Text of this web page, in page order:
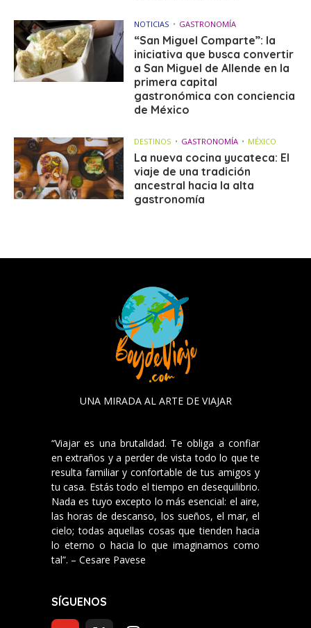
NOTICIAS GASTRONOMÍA
“San Miguel Comparte”: la
iniciativa que busca convertir
a San Miguel de Allende en la
primera capital
gastronómica con conciencia
de México
DESTINOS GASTRONOMÍA MÉXICO
La nueva cocina yucateca: El
viaje de una tradición
ancestral hacia la alta
gastronomía
UNA MIRADA AL ARTE DE VIAJAR
“Viajar es una brutalidad. Te obliga a confiar
en extraños y a perder de vista todo lo que te
resulta familiar y confortable de tus amigos y
tu casa. Estás todo el tiempo en desequilibrio.
Nada es tuyo excepto lo más esencial: el aire,
las horas de descanso, los sueños, el mar, el
cielo; todas aquellas cosas que tienden hacia
lo eterno o hacia lo que imaginamos como
tal”. – Cesare Pavese
SÍGUENOS